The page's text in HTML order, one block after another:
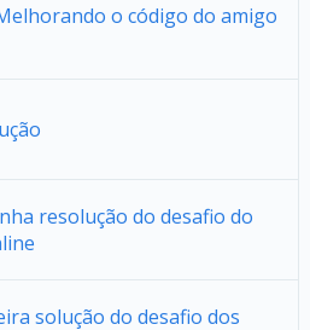
o código do amigo
resolução do desafio do
solução do desafio dos